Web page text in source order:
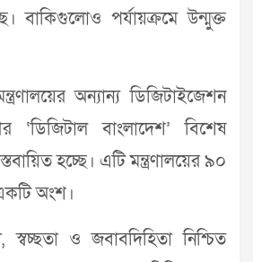
বাকিগুলোও পর্যায়ক্রমে উন্মুক্ত
অন্যান্য ডিজিটাইজেশন
‘ডিজিটাল বাংলাদেশ’ বিশেষ
হচ্ছে। এটি মন্ত্রণালয়ের ৯০
অংশ।
স্বচ্ছতা ও জবাবদিহিতা নিশ্চিত